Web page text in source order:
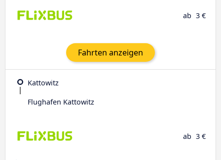
ab 3 €
Fahrten anzeigen
Kattowitz
Flughafen Kattowitz
ab 3 €